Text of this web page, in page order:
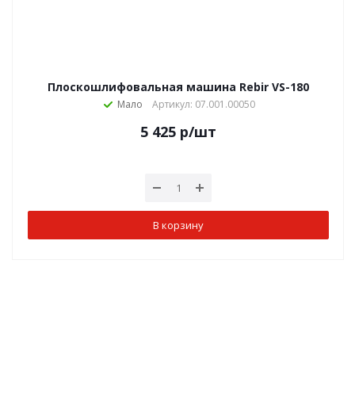
Плоскошлифовальная машина Rebir VS-180
Мало Артикул: 07.001.00050
5 425 р/шт
В корзину